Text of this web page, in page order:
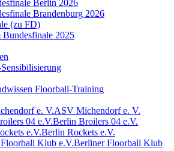
Berlin 2026
Brandenburg 2026
(zu FD)
2025
Floorball-Training
ASV Michendorf e. V.
Berlin Broilers 04 e.V.
Berlin Rockets e.V.
Berliner Floorball Klub